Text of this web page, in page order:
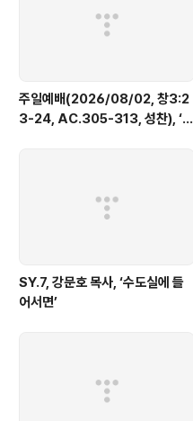
주일예배(2026/08/02, 창3:2
3-24, AC.305-313, 성찬), ‘그
SY.7, 강문호 목사, ‘수도실에 들
어서면’